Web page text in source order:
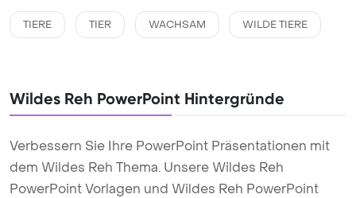
TIERE TIER WACHSAM WILDE TIERE
Wildes Reh PowerPoint Hintergründe
Verbessern Sie Ihre PowerPoint Präsentationen mit
dem Wildes Reh Thema. Unsere Wildes Reh
PowerPoint Vorlagen und Wildes Reh PowerPoint